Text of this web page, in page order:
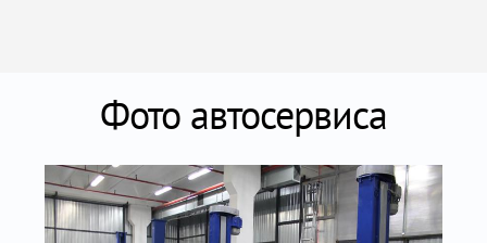
Фото автосервиса